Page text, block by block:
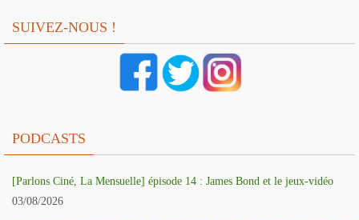
SUIVEZ-NOUS !
PODCASTS
[Parlons Ciné, La Mensuelle] épisode 14 : James Bond et le jeux-vidéo
03/08/2026